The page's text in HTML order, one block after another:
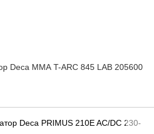
Deca ММА T-ARC 845 LAB 205600